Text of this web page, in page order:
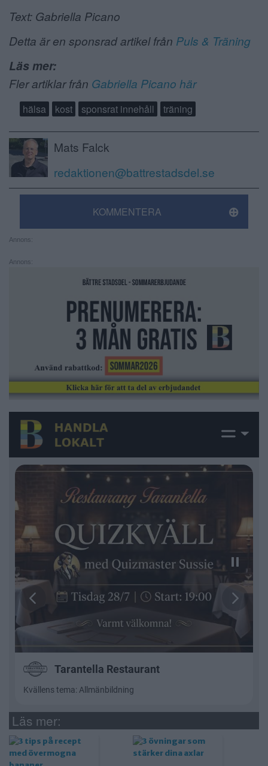
Text: Gabriella Picano
Detta är en sponsrad artikel från Puls & Träning
Läs mer:
Fler artiklar från Gabriella Picano här
hälsa kost sponsrat innehåll träning
Mats Falck
redaktionen@battrestadsdel.se
KOMMENTERA
Annons:
Annons:
Läs mer: